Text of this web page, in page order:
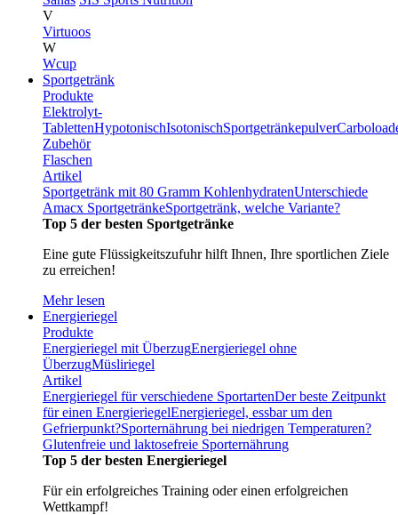
V
Virtuoos
W
Wcup
Sportgetränk
Produkte
Elektrolyt-
TablettenHypotonischIsotonischSportgetränkepulver
Zubehör
Flaschen
Artikel
Sportgetränk mit 80 Gramm KohlenhydratenUnterschiede
Amacx SportgetränkeSportgetränk, welche Variante?
Top 5 der besten Sportgetränke
Eine gute Flüssigkeitszufuhr hilft Ihnen, Ihre sportlichen Ziele
zu erreichen!
Mehr lesen
Energieriegel
Produkte
Energieriegel mit ÜberzugEnergieriegel ohne
ÜberzugMüsliriegel
Artikel
Energieriegel für verschiedene SportartenDer beste Zeitpunkt
für einen EnergieriegelEnergieriegel, essbar um den
Gefrierpunkt?Sporternährung bei niedrigen Temperaturen?
Glutenfreie und laktosefreie Sporternährung
Top 5 der besten Energieriegel
Für ein erfolgreiches Training oder einen erfolgreichen
Wettkampf!